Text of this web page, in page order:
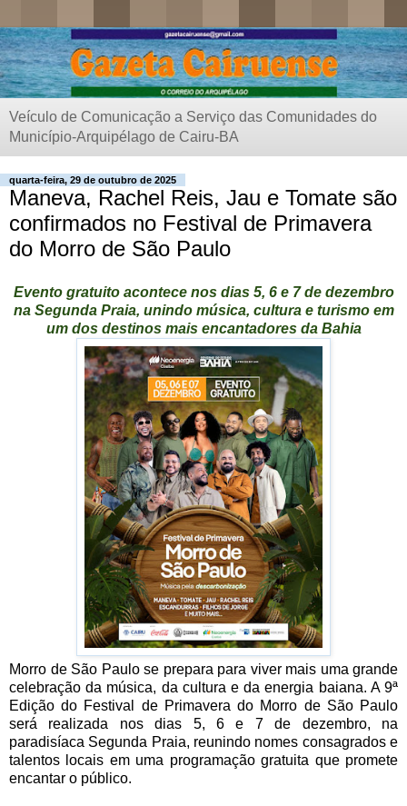
Veículo de Comunicação a Serviço das Comunidades do
Município-Arquipélago de Cairu-BA
quarta-feira, 29 de outubro de 2025
Maneva, Rachel Reis, Jau e Tomate são
confirmados no Festival de Primavera
do Morro de São Paulo
Evento gratuito acontece nos dias 5, 6 e 7 de dezembro
na Segunda Praia, unindo música, cultura e turismo em
um dos destinos mais encantadores da Bahia
Morro de São Paulo se prepara para viver mais uma grande
celebração da música, da cultura e da energia baiana. A 9ª
Edição do Festival de Primavera do Morro de São Paulo
será realizada nos dias 5, 6 e 7 de dezembro, na
paradisíaca Segunda Praia, reunindo nomes consagrados e
talentos locais em uma programação gratuita que promete
encantar o público.